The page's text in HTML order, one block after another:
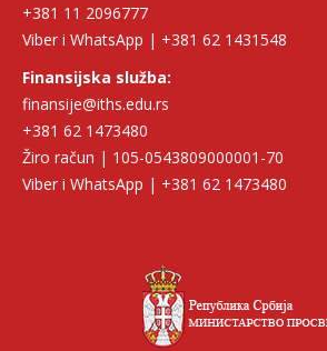
+381 11 2096777
Viber i WhatsApp | +381 62 1431548
Finansijska služba:
finansije@iths.edu.rs
+381 62 1473480
Žiro račun | 105-0543809000001-70
Viber i WhatsApp | +381 62 1473480